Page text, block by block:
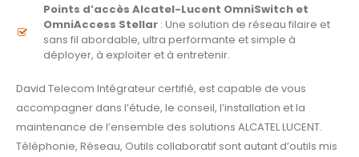
Points d’accès Alcatel-Lucent OmniSwitch et
OmniAccess Stellar : Une solution de réseau filaire et
sans fil abordable, ultra performante et simple à
déployer, à exploiter et à entretenir.
David Telecom Intégrateur certifié, est capable de vous
accompagner dans l’étude, le conseil, l’installation et la
maintenance de l’ensemble des solutions ALCATEL LUCENT.
Téléphonie, Réseau, Outils collaboratif sont autant d’outils mis